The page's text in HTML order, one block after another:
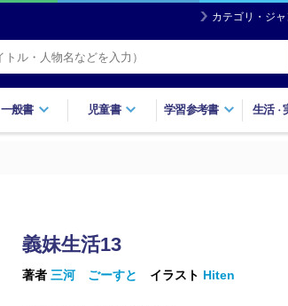
カテゴリ・ジ
一般書 児童書 学習参考書 生活・
義妹生活13
著者 三河 ごーすと イラスト Hiten